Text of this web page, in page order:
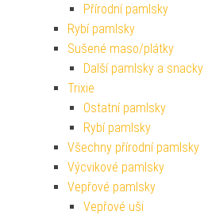
Přírodní pamlsky
Rybí pamlsky
Sušené maso/plátky
Další pamlsky a snacky
Trixie
Ostatní pamlsky
Rybí pamlsky
Všechny přírodní pamlsky
Výcvikové pamlsky
Vepřové pamlsky
Vepřové uši